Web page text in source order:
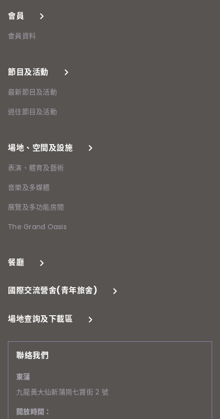
會員
會員資料
節目及活動
最新節目及活動
過往節目及活動
場地、空間及設施
表演、體育及藝術
音樂及多媒體
展覽及多功能房間
The Grand Oasis
餐廳
國際交流營舍(青年旅舍)
場地查詢及下載區
聯絡我們
東蒲
九龍黃大仙新蒲崗七寶街 2 號
開放時間：